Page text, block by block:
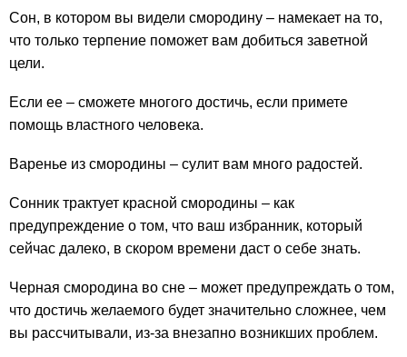
Сон, в котором вы видели смородину – намекает на то,
что только терпение поможет вам добиться заветной
цели.
Если ее – сможете многого достичь, если примете
помощь властного человека.
Варенье из смородины – сулит вам много радостей.
Сонник трактует красной смородины – как
предупреждение о том, что ваш избранник, который
сейчас далеко, в скором времени даст о себе знать.
Черная смородина во сне – может предупреждать о том,
что достичь желаемого будет значительно сложнее, чем
вы рассчитывали, из-за внезапно возникших проблем.